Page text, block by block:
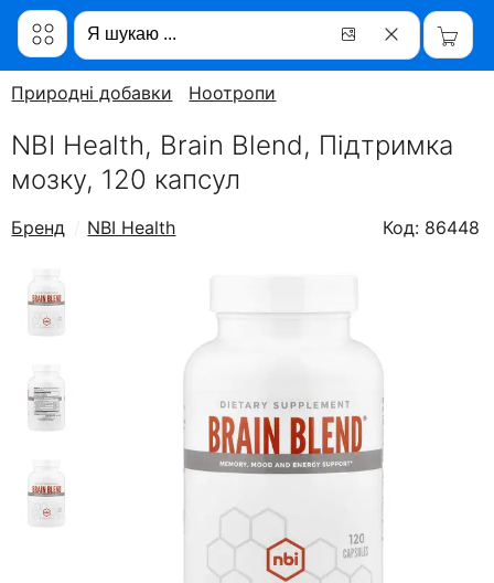
Природні добавки Ноотропи
NBI Health, Brain Blend, Підтримка
мозку, 120 капсул
Бренд NBI Health Код: 86448